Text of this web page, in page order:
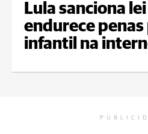
Lula sanciona
endurece penas
infantil na